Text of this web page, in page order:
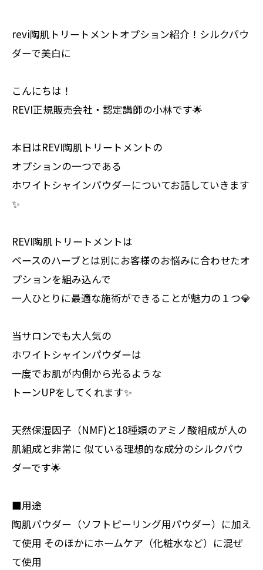
revi陶肌トリートメントオプション紹介！シルクパウ
ダーで美白に
こんにちは！
REVI正規販売会社・認定講師の小林です🌟
本日はREVI陶肌トリートメントの
オプションの一つである
ホワイトシャインパウダーについてお話していきます
✨
REVI陶肌トリートメントは
ベースのハーブとは別にお客様のお悩みに合わせたオ
プションを組み込んで
一人ひとりに最適な施術ができることが魅力の１つ💎
当サロンでも大人気の
ホワイトシャインパウダーは
一度でお肌が内側から光るような
トーンUPをしてくれます✨
天然保湿因子（NMF)と18種類のアミノ酸組成が人の
肌組成と非常に 似ている理想的な成分のシルクパウ
ダーです🌟
■用途
陶肌パウダー（ソフトピーリング用パウダー）に加え
て使用 そのほかにホームケア（化粧水など）に混ぜ
て使用